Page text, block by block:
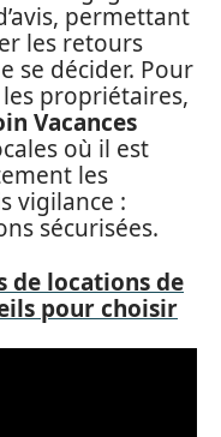
permettant
les retours
se décider. Pour
propriétaires,
Vacances
où il est
les
vigilance :
sécurisées.
de locations de
pour choisir